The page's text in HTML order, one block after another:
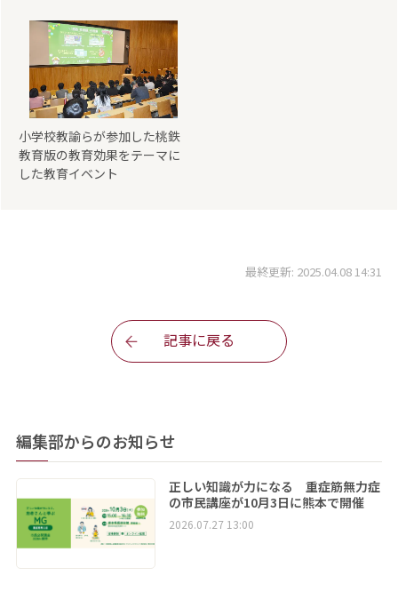
小学校教諭らが参加した桃鉄
教育版の教育効果をテーマに
した教育イベント
最終更新: 2025.04.08 14:31
記事に戻る
編集部からのお知らせ
正しい知識が力になる 重症筋無力症
の市民講座が10月3日に熊本で開催
2026.07.27 13:00